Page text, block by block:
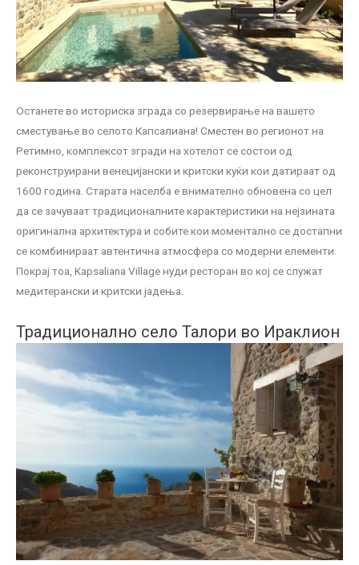
Останете во историска зграда со резервирање на вашето
сместување во селото Капсалиана! Сместен во регионот на
Ретимно, комплексот згради на хотелот се состои од
реконструирани венецијански и критски куќи кои датираат од
1600 година. Старата населба е внимателно обновена со цел
да се зачуваат традиционалните карактеристики на нејзината
оригинална архитектура и собите кои моментално се достапни
се комбинираат автентична атмосфера со модерни елементи.
Покрај тоа, Kapsaliana Village нуди ресторан во кој се служат
медитерански и критски јадења.
Традиционално село Талори во Ираклион